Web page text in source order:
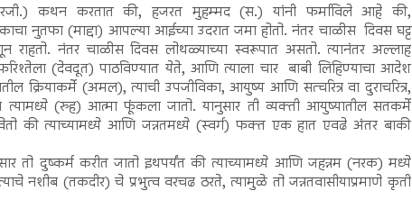
कथन करतात की, हजरत मुहम्मद (स.) यांनी फर्माविले आहे की,
नुतफा (माद्दा) आपल्या आईच्या उदरात जमा होतो. नंतर चाळीस दिवस घट्ट
राहतो. नंतर चाळीस दिवस लोथळ्याच्या स्वरूपात असतो. त्यानंतर अल्लाह
(देवदूत) पाठविण्यात येते, आणि त्याला चार बाबी लिहिण्याचा आदेश
क्रियाकर्मे (अमल), त्याची उपजीविका, आयुष्य आणि सत्चरित्र वा दुराचरित्र,
त्यामध्ये (रुह) आत्मा फूंकला जातो. यानुसार ती व्यक्ती आयुष्यातील सतकर्मे
की त्याच्यामध्ये आणि जन्नतमध्ये (स्वर्ग) फक्त एक हात एवढे अंतर बाकी
तो दुष्कर्म करीत जातो इथपर्यंत की त्याच्यामध्ये आणि जहन्नम (नरक) मध्ये
नशीब (तकदीर) चे प्रभुत्व वरचढ ठरते, त्यामुळे तो जन्नतवासीयाप्रमाणे कृती